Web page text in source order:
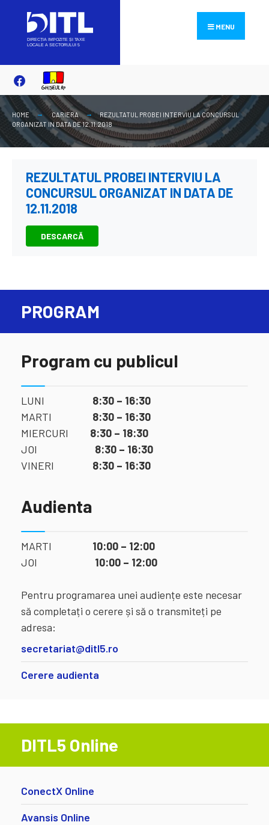
content
MENU
HOME CARIERA
REZULTATUL PROBEI INTERVIU LA CONCURSUL
ORGANIZAT IN DATA DE 12.11.2018
REZULTATUL PROBEI INTERVIU LA
CONCURSUL ORGANIZAT IN DATA DE
12.11.2018
DESCARCĂ
PROGRAM
Program cu publicul
LUNI 8:30 – 16:30
MARTI 8:30 – 16:30
MIERCURI 8:30 – 18:30
JOI 8:30 – 16:30
VINERI 8:30 – 16:30
Audienta
MARTI 10:00 – 12:00
JOI 10:00 – 12:00
Pentru programarea unei audiențe este necesar
să completați o cerere și să o transmiteți pe
adresa:
secretariat@ditl5.ro
Cerere audienta
DITL5 Online
ConectX Online
Avansis Online
for: